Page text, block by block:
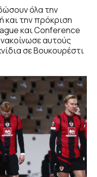
όλα την
την πρόκριση
και Conference
αυτούς
σε Βουκουρέστι